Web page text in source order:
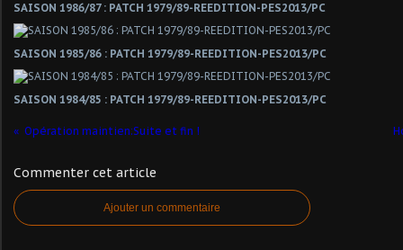
SAISON 1986/87 : PATCH 1979/89-REEDITION-PES2013/PC
SAISON 1985/86 : PATCH 1979/89-REEDITION-PES2013/PC
SAISON 1984/85 : PATCH 1979/89-REEDITION-PES2013/PC
Opération maintien:Suite et fin !
Commenter cet article
Ajouter un commentaire